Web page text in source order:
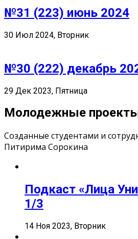
№31 (223) июнь 2024
30 Июл 2024, Вторник
№30 (222) декабрь
29 Дек 2023, Пятница
Молодежные
Созданные студентами и
Питирима Сорокина
Подкаст «Лица
1/3
14 Ноя 2023, Вторник